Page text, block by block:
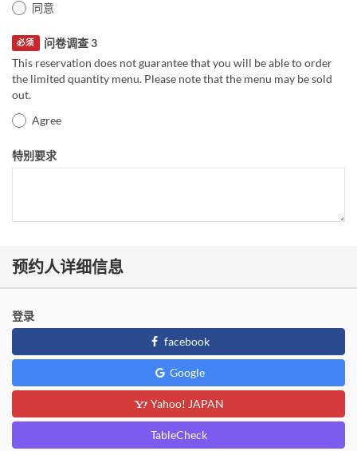
同意
问卷调查 3
必须
This reservation does not guarantee that you will be able to order
the limited quantity menu. Please note that the menu may be sold
out.
Agree
特别要求
预约人详细信息
登录
facebook
Google
Yahoo! JAPAN
TableCheck